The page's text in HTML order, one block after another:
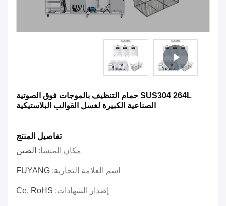
SUS304 264L حمام التنظيف بالموجات فوق الصوتية
الصناعية الكبيرة لغسل القوالب البلاستيكية
تفاصيل المنتج
مكان المنشأ: الصين
اسم العلامة التجارية: FUYANG
إصدار الشهادات: Ce, RoHS